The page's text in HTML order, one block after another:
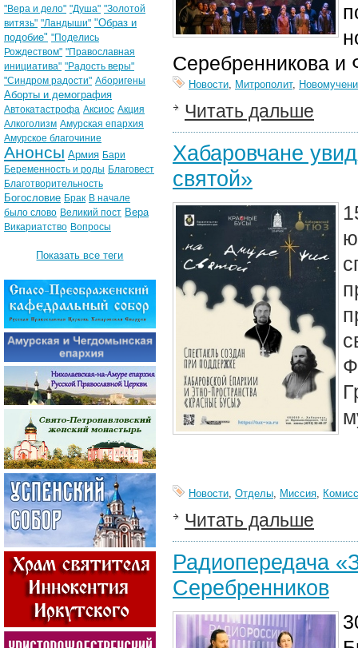
Серебренникова и
Новости, Митрополит,
Читать дальше
Хабаровчане
святой»
Новости, Отделы, Миссия,
Читать дальше
Радиопередача
Серебренников
"Вера и дело" "Душа" "Золотой
витязь" "Ландыши" "Образ и
подобие" "Поделись
Рождеством" "Православная
инициатива" "Радость веры"
"Синдром радости" Аборигены
Аборты и демография
Автокатастрофа Аксиос Акция
Алкоголизм Амурская епархия
Амурское благочиние
Анонсы Армия Бари
Беременность и роды Благовест
Благотворительность
Богословие Брак В начале
было слово Великий пост Вера
Викариатство Вопросы
Показать все теги